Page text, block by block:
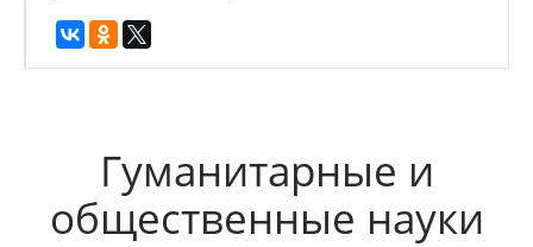
Гуманитарные и
общественные науки